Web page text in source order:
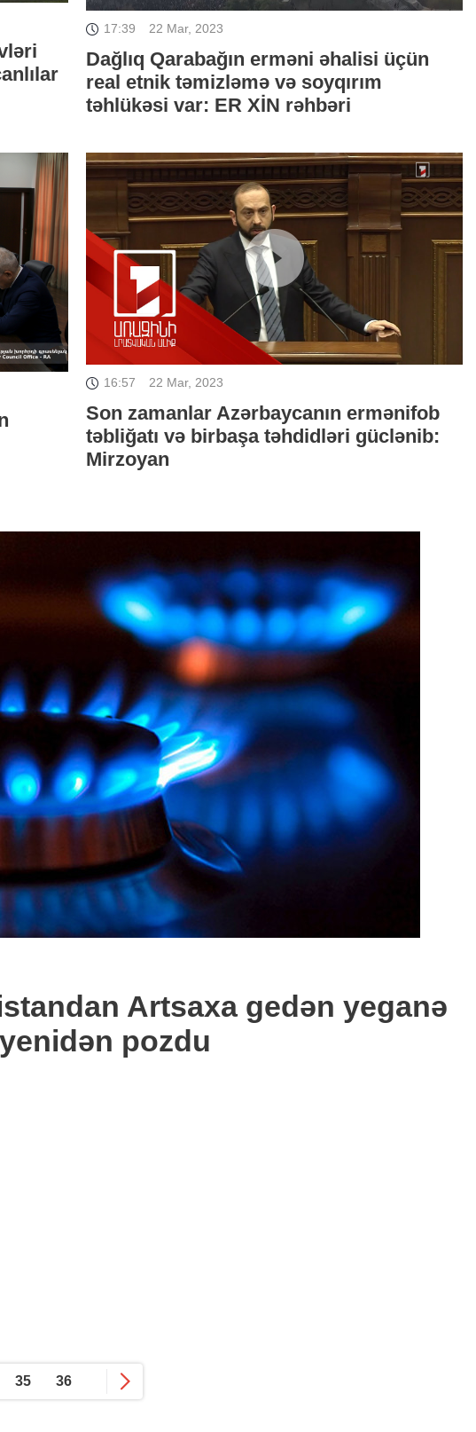
17:39 22 Mar, 2023
Dağlıq Qarabağın erməni əhalisi üçün
real etnik təmizləmə və soyqırım
təhlükəsi var: ER XİN rəhbəri
16:57 22 Mar, 2023
Son zamanlar Azərbaycanın ermənifob
təbliğatı və birbaşa təhdidləri güclənib:
Mirzoyan
Artsaxa gedən yeganə
pozdu
35 36